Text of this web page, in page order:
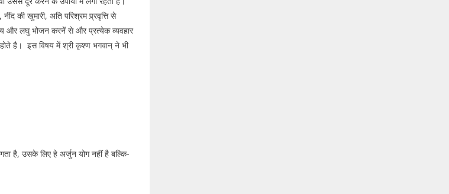
की खुमारी, अति परिश्रम प्र्रवृत्ति से
और लघु भोजन करनें से और प्रत्येक व्यवहार
है। इस विषय में श्री कृश्ण भगवान् ने भी
है, उसके लिए हे अर्जुन योग नहीं है बल्कि-